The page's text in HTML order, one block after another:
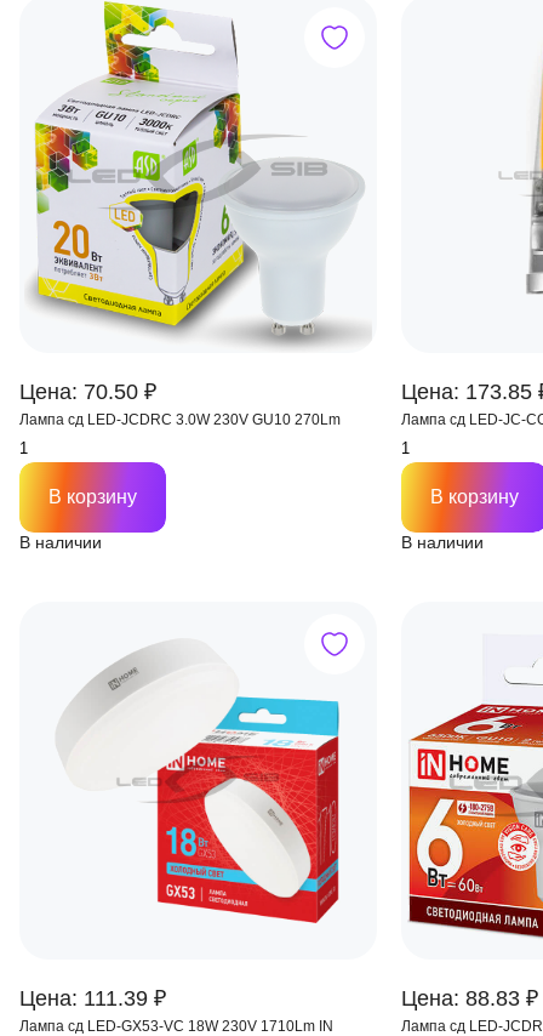
Цена: 70.50 ₽
Лампа сд LED-JCDRC 3.0W 230V GU10 270Lm
В наличии
В корзину
Цена: 173.85
Лампа сд LED-JC-
В наличии
В корзину
Цена: 111.39 ₽
Лампа сд LED-GX53-VC 18W 230V 1710Lm IN
Цена: 88.83 ₽
Лампа сд LED-